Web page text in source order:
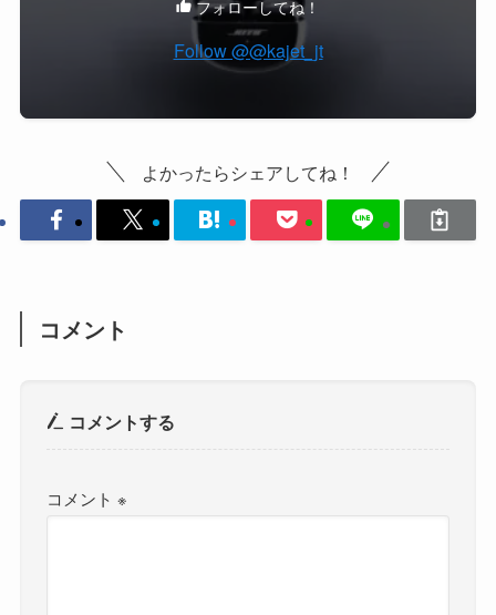
フォローしてね！
Follow @@kajet_jt
よかったらシェアしてね！
コメント
コメントする
コメント※